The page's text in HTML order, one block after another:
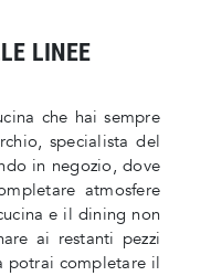
LINEE
che hai sempre
specialista del
in negozio, dove
atmosfere
e il dining non
ai restanti pezzi
potrai completare il